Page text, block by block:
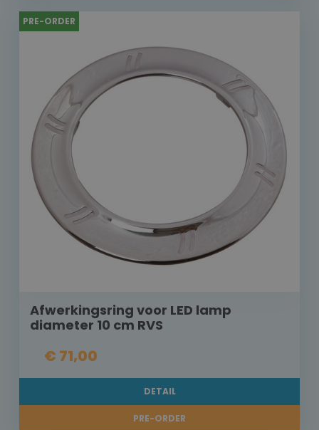
PRE-ORDER
Afwerkingsring voor LED lamp
diameter 10 cm RVS
€ 71,00
DETAIL
PRE-ORDER